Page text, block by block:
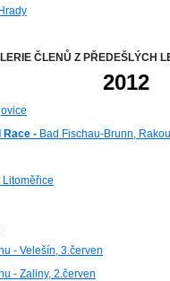
ČLENŮ Z PŘEDEŠLÝCH
2012
Race - Bad Fischau-Brunn,
Litoměřice
- Velešín, 3.červen
- Zaliny, 2.červen